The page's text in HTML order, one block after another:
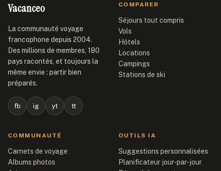
Vacanceo
La communauté voyage
francophone depuis 2004.
Des millions de membres, 180
pays racontés, et toujours la
même envie : partir bien
préparés.
fb ig yt tt
COMPARER
Séjours tout compris
Vols
Hôtels
Locations
Campings
Stations de ski
COMMUNAUTÉ
Carnets de voyage
Albums photos
OUTILS IA
Suggestions personnalisées
Planificateur jour-par-jour